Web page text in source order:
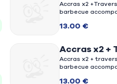
mariné +
Accras x2
barbecue
13.00 €
Accras x2 +
mariné + riz
Accras x2 +
barbecue
13.00 €